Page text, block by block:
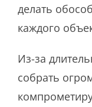
делать
каждого
Из-за
собрать